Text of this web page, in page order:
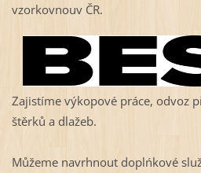
vzorkovnouv ČR.
Zajistíme výkopové práce, odvoz
štěrků a dlažeb.
Můžeme navrhnout doplńkové